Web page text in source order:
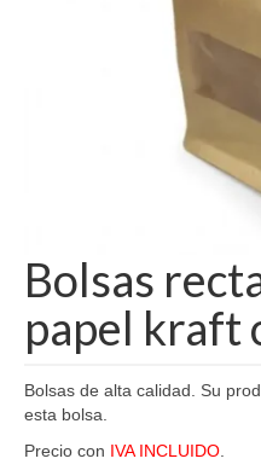
Bolsas
papel kraft
Bolsas de alta calidad. Su
esta bolsa.
Precio con IVA INCLUIDO